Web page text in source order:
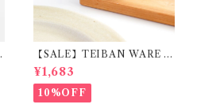
【SALE】TEIBAN WARE フ
リーカップM 生成り 陶器 明
山窯
¥1,683
10%OFF